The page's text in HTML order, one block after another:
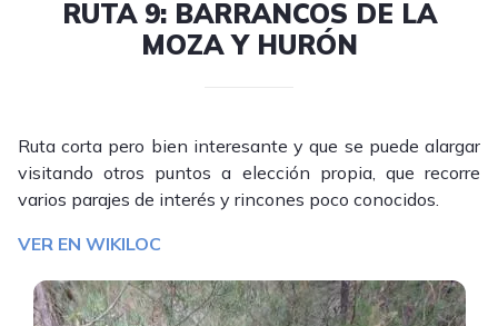
RUTA 9: BARRANCOS DE LA
MOZA Y HURÓN
Ruta corta pero bien interesante y que se puede alargar
visitando otros puntos a elección propia, que recorre
varios parajes de interés y rincones poco conocidos.
VER EN WIKILOC